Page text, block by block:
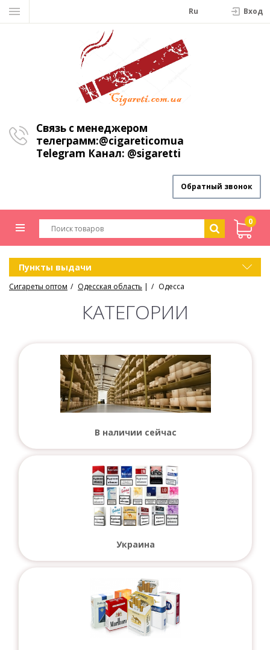
Ru Вход
Связь с менеджером
телеграмм:@cigareticomua
Telegram Канал: @sigaretti
Обратный звонок
0
Пункты выдачи
Сигареты оптом Одесская область | Одесса
КАТЕГОРИИ
В наличии сейчас
Украина